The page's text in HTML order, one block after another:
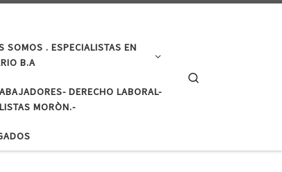
SOMOS . ESPECIALISTAS EN
B.A
DERECHO LABORAL-
MORÒN.-